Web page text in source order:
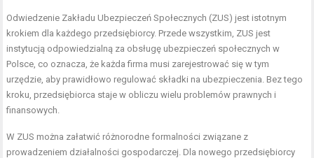
Odwiedzenie Zakładu Ubezpieczeń Społecznych (ZUS) jest istotnym
krokiem dla każdego przedsiębiorcy. Przede wszystkim, ZUS jest
instytucją odpowiedzialną za obsługę ubezpieczeń społecznych w
Polsce, co oznacza, że każda firma musi zarejestrować się w tym
urzędzie, aby prawidłowo regulować składki na ubezpieczenia. Bez tego
kroku, przedsiębiorca staje w obliczu wielu problemów prawnych i
finansowych.
W ZUS można załatwić różnorodne formalności związane z
prowadzeniem działalności gospodarczej. Dla nowego przedsiębiorcy